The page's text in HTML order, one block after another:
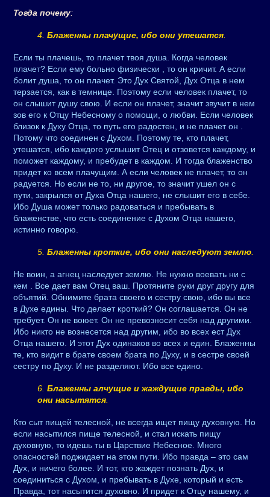
Тогда почему:
4. Блаженны плачущие, ибо они утешатся
Если ты плачешь, то плачет твоя душа. Когда человек
плачет? Если ему больно физически , то он кричит. А если
болит душа, то он плачет. Это Дух Святой, Дух Отца в нем
терзается, как в темнице. Поэтому если человек плачет, то
он слышит душу свою. И если он плачет, значит звучит в нем
зов его к Отцу Небесному о помощи, о любви. Если человек
близок к Духу Отца, то путь его радостен, и не плачет он .
Потому что соединен с Духом. Поэтому те, кто плачет,
утешатся, ибо каждого услышит Отец и отзовется каждому, и
поможет каждому, и пребудет в каждом. И тогда блаженство
придет ко всем плачущим. А если человек не плачет, то он
радуется. Но если не то, ни другое, то значит ушел он с
пути, закрылся от Духа Отца нашего, не слышит его в себе.
Ибо Душа может только радоваться и пребывать в
блаженстве, что есть соединение с Духом Отца нашего,
истинно говорю.
5. Блаженны кроткие, ибо они наследуют землю
Не воин, а агнец наследует землю. Не нужно воевать ни с
кем . Все дает вам Отец ваш. Протяните руки друг другу для
объятий. Обнимите брата своего и сестру свою, ибо вы все
в Духе едины. Что делает кроткий? Он соглашается. Он не
требует. Он не воюет. Он не превозносит себя над другими.
Ибо никто не вознесется над другим, ибо во всех ест Дух
Отца нашего. И этот Дух одинаков во всех и един. Блаженны
те, кто видит в брате своем брата по Духу, и в сестре своей
сестру по Духу. И не разделяют. Ибо все едино.
6. Блаженны алчущие и жаждущие правды, ибо
они насытятся
Кто сыт пищей телесной, не всегда ищет пищу духовную. Но
если насытился пище телесной, и стал искать пищу
духовную, то идешь ты в Царствие Небесное. Много
опасностей поджидает на этом пути. Ибо правда – это сам
Дух, и ничего более. И тот, кто жаждет познать Дух, и
соединиться с Духом, и пребывать в Духе, который и есть
Правда, тот насытится духовно. И придет к Отцу нашему, и